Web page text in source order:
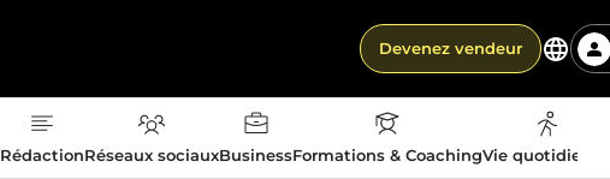
Devenez vendeur
RédactionRéseaux sociauxBusinessFormations & CoachingVie